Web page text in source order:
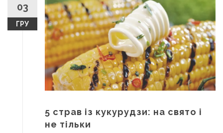
03
ГРУ
5 страв із кукурудзи: на свято і
не тільки